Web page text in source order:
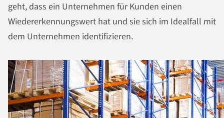
geht, dass ein Unternehmen für Kunden einen
Wiedererkennungswert hat und sie sich im Idealfall mit
dem Unternehmen identifizieren.